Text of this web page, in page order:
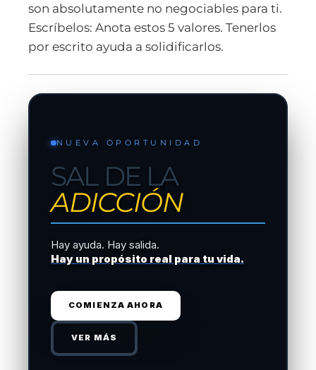
son absolutamente no negociables para ti.
Escríbelos: Anota estos 5 valores. Tenerlos
por escrito ayuda a solidificarlos.
NUEVA OPORTUNIDAD
SAL DE LA
ADICCIÓN
Hay ayuda. Hay salida.
Hay un propósito real para tu vida.
COMIENZA AHORA
VER MÁS